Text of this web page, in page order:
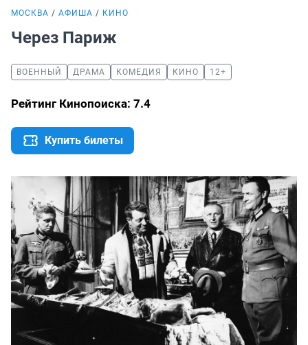
МОСКВА АФИША КИНО
Через Париж
ВОЕННЫЙ ДРАМА КОМЕДИЯ КИНО 12+
Рейтинг Кинопоиска: 7.4
Купить билеты